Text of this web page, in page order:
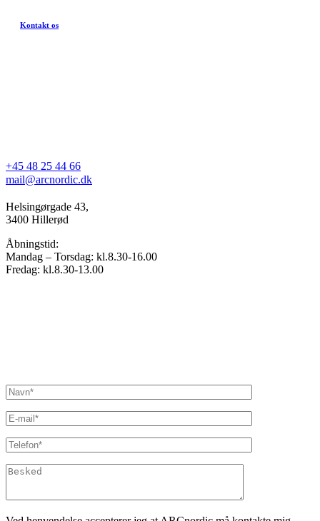
Kontakt os
+45 48 25 44 66
mail@arcnordic.dk
Helsingørgade 43,
3400 Hillerød
Åbningstid:
Mandag – Torsdag: kl.8.30-16.00
Fredag: kl.8.30-13.00